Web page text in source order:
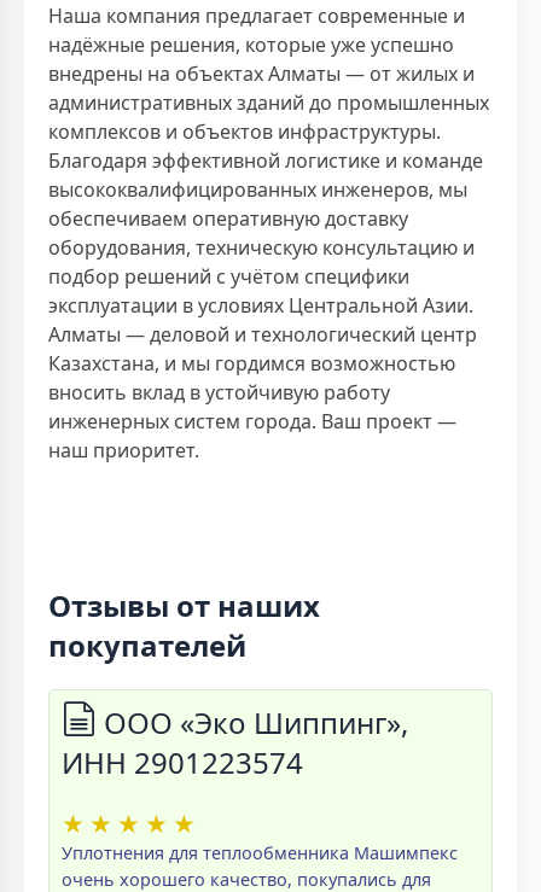
Наша компания предлагает современные и
надёжные решения, которые уже успешно
внедрены на объектах Алматы — от жилых и
административных зданий до промышленных
комплексов и объектов инфраструктуры.
Благодаря эффективной логистике и команде
высококвалифицированных инженеров, мы
обеспечиваем оперативную доставку
оборудования, техническую консультацию и
подбор решений с учётом специфики
эксплуатации в условиях Центральной Азии.
Алматы — деловой и технологический центр
Казахстана, и мы гордимся возможностью
вносить вклад в устойчивую работу
инженерных систем города. Ваш проект —
наш приоритет.
Отзывы от наших
покупателей
ООО «Эко Шиппинг»,
ИНН 2901223574
★ ★ ★ ★ ★
Уплотнения для теплообменника Машимпекс
очень хорошего качество, покупались для